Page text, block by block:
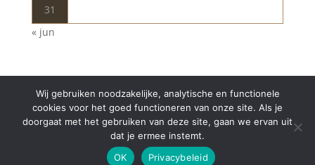
31
« jun
Copyright © 2024 Aurelia Schoonheidssalon | All
Rights Reserved | WebdesignAppdsgn
Wij gebruiken noodzakelijke, analytische en functionele
cookies voor het goed functioneren van onze site. Als je
doorgaat met het gebruiken van deze site, gaan we ervan uit
dat je ermee instemt.
OK
Privacybeleid